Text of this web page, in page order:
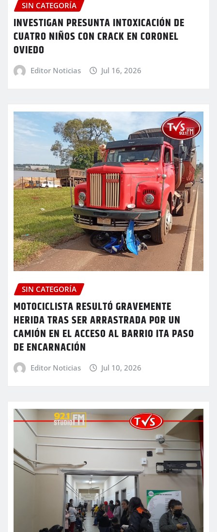
SIN CATEGORÍA
INVESTIGAN PRESUNTA INTOXICACIÓN DE
CUATRO NIÑOS CON CRACK EN CORONEL
OVIEDO
Editor Noticias Jul 16, 2026
SIN CATEGORÍA
MOTOCICLISTA RESULTÓ GRAVEMENTE
HERIDA TRAS SER ARRASTRADA POR UN
CAMIÓN EN EL ACCESO AL BARRIO ITA PASO
DE ENCARNACIÓN
Editor Noticias Jul 10, 2026